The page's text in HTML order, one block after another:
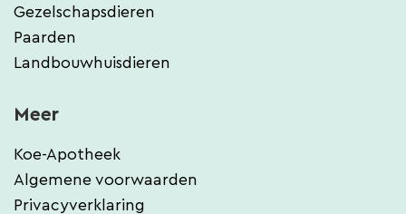
Gezelschapsdieren
Paarden
Landbouwhuisdieren
Meer
Koe-Apotheek
Algemene voorwaarden
Privacyverklaring